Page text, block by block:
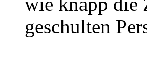
geschulten